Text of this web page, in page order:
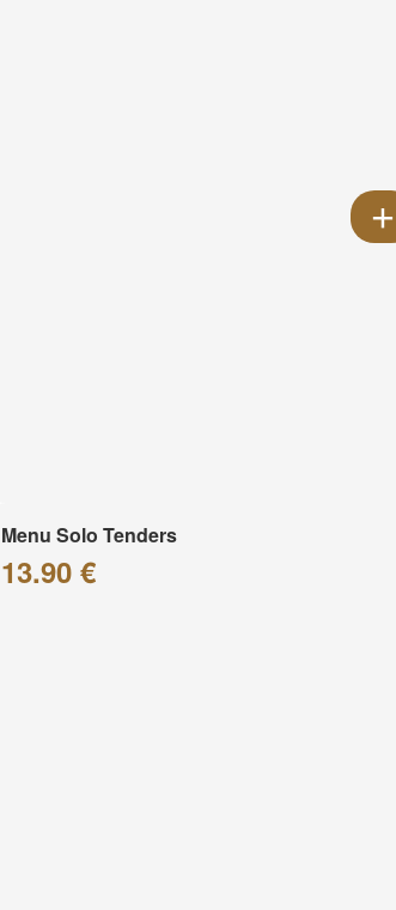
Menu Solo Tenders
13.90 €